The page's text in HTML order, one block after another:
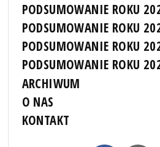
PODSUMOWANIE ROKU
PODSUMOWANIE ROKU
PODSUMOWANIE ROKU
PODSUMOWANIE ROKU
ARCHIWUM
O NAS
KONTAKT